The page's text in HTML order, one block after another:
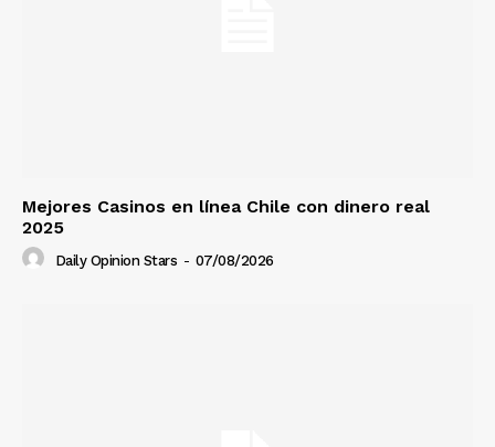
Mejores Casinos en línea Chile con dinero real
2025
Daily Opinion Stars - 07/08/2026